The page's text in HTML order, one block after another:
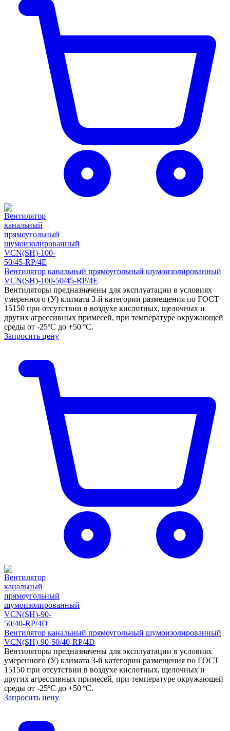
Вентилятор канальный прямоугольный шумоизолированный
VCN(SH)-100-50/45-RP/4E
Вентиляторы предназначены для эксплуатации в условиях
умеренного (У) климата 3-й категории размещения по ГОСТ
15150 при отсутствии в воздухе кислотных, щелочных и
других агрессивных примесей, при температуре окружающей
среды от -25ºС до +50 ºС.
Запросить цену
Вентилятор канальный прямоугольный шумоизолированный
VCN(SH)-90-50/40-RP/4D
Вентиляторы предназначены для эксплуатации в условиях
умеренного (У) климата 3-й категории размещения по ГОСТ
15150 при отсутствии в воздухе кислотных, щелочных и
других агрессивных примесей, при температуре окружающей
среды от -25ºС до +50 ºС.
Запросить цену